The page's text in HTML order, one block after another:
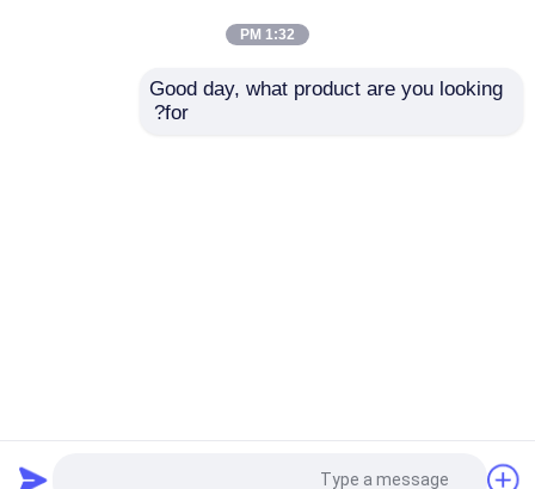
مقياس قوة اختبار المحرك
مقياس عزم الدوران الرقمي
مقعد اختبار المحرك
SSCD15-1000/4500
مقعد اختبار دينامومتر
Technology(Luoyang)Co.,Ltd. All Rights
1:32 PM
Good day, what product are you looking
for?